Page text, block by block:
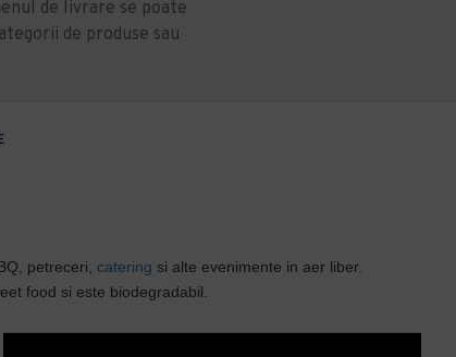
de livrare se poate
de produse sau
petreceri, catering si alte evenimente in aer liber.
food si este biodegradabil.